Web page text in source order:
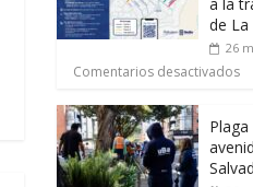
de La
26
Comentarios desactivados